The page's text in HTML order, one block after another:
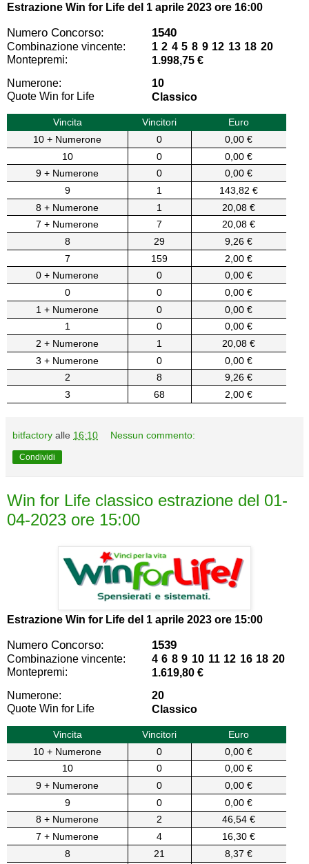
Estrazione Win for Life del 1 aprile 2023 ore 16:00
Numero Concorso: 1540
Combinazione vincente:
1 2 4 5 8 9 12 13 18 20
Montepremi:
1.998,75 €
Numerone:
10
Quote Win for Life
Classico
Vincita Vincitori
Euro
10 + Numerone
0
0,00 €
10
0
0,00 €
9 + Numerone
0
0,00 €
9
1
143,82 €
8 + Numerone
1
20,08 €
7 + Numerone
7
20,08 €
8
29
9,26 €
7
159
2,00 €
0 + Numerone
0
0,00 €
0
0
0,00 €
1 + Numerone
0
0,00 €
1
0
0,00 €
2 + Numerone
1
20,08 €
3 + Numerone
0
0,00 €
2
8
9,26 €
3
68 2,00 €
bitfactory alle 16:10 Nessun commento:
Condividi
Win for Life classico estrazione del 01-
04-2023 ore 15:00
Estrazione Win for Life del 1 aprile 2023 ore 15:00
Numero Concorso: 1539
Combinazione vincente:
4 6 8 9 10 11 12 16 18 20
Montepremi:
1.619,80 €
Numerone:
20
Quote Win for Life
Classico
Vincita Vincitori
Euro
10 + Numerone
0
0,00 €
10
0
0,00 €
9 + Numerone
0
0,00 €
9
0
0,00 €
8 + Numerone
2
46,54 €
7 + Numerone
4
16,30 €
8
21
8,37 €